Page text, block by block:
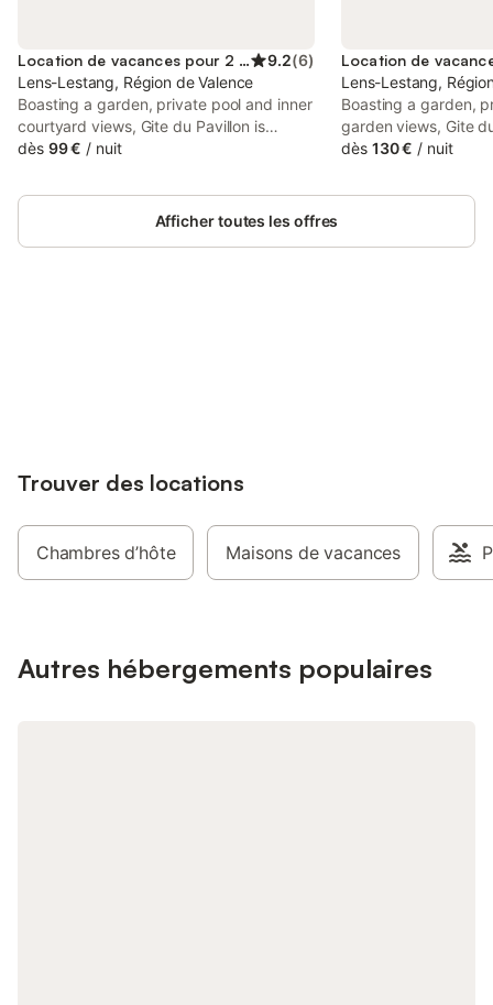
Location de vacances pour 2 personnes 9.2(6)
Lens-Lestang, Région de Valence
Boasting a garden, private pool and inner
courtyard views, Gite du Pavillon is
situated in Lens-Lestang. This property
parking and free WiFi.
dès 99 € / nuit
Lens-Lestang,
Boasting a garden,
garden views, Gite
Lens-Lestang. This
and free WiFi. The
dès 130 € / nuit
Afficher toutes les offres
Trouver des locations
Chambres d’hôte Maisons de vacances
Autres hébergements populaires